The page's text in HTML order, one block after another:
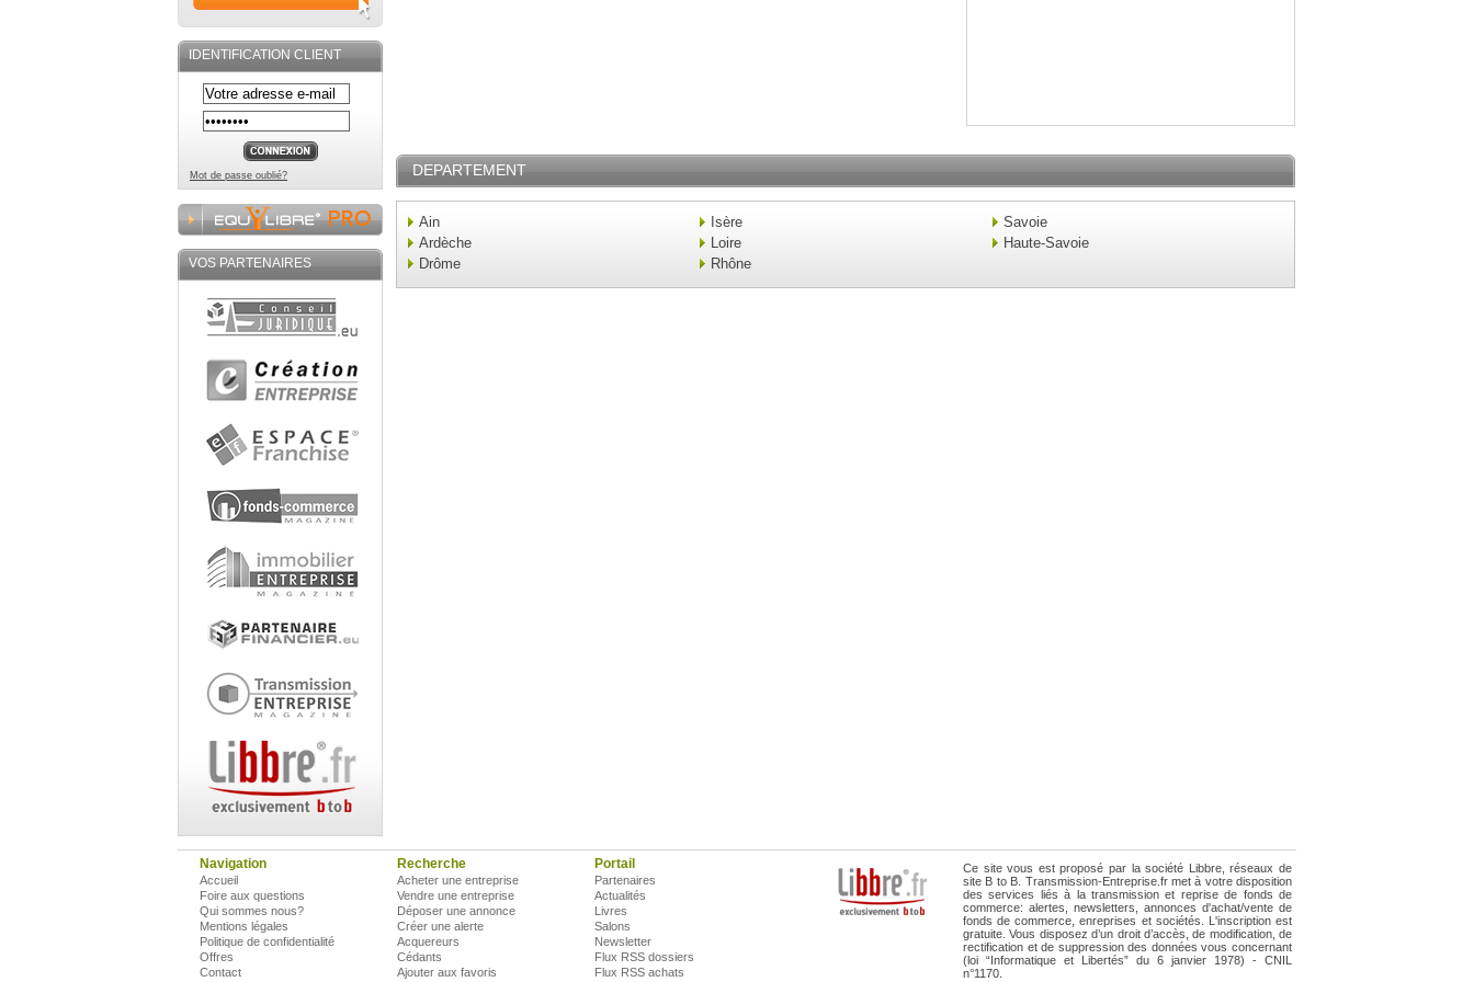
IDENTIFICATION CLIENT
Mot de passe oublié?
VOS PARTENAIRES
DEPARTEMENT
Ain
Ardèche
Drôme
Isère
Loire
Rhône
Savoie
Haute-Savoie
Navigation
Accueil
Foire aux questions
Qui sommes nous?
Mentions légales
Politique de confidentialité
Offres
Contact
Recherche
Acheter une entreprise
Vendre une entreprise
Déposer une annonce
Créer une alerte
Acquereurs
Cédants
Ajouter aux favoris
Portail
Partenaires
Actualités
Livres
Salons
Newsletter
Flux RSS dossiers
Flux RSS achats
Ce site vous est proposé par la société Libbre, réseaux de
site B to B. Transmission-Entreprise.fr met à votre disposition
des services liés à la transmission et reprise de fonds de
commerce: alertes, newsletters, annonces d'achat/vente de
fonds de commerce, enreprises et sociétés. L'inscription est
gratuite. Vous disposez d’un droit d’accès, de modification, de
rectification et de suppression des données vous concernant
(loi “Informatique et Libertés” du 6 janvier 1978) - CNIL
n°1170.